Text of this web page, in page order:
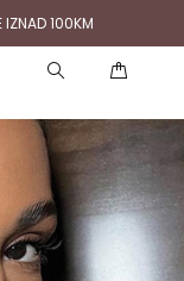
IZNAD 100KM